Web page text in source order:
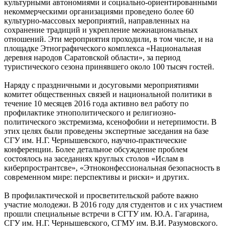
культурными автономиями и социально-ориентированными
некоммерческими организациями проведено более 60
культурно-массовых мероприятий, направленных на
сохранение традиций и укрепление межнациональных
отношений. Эти мероприятия проходили, в том числе, и на
площадке Этнографического комплекса «Национальная
деревня народов Саратовской области», за период
туристического сезона принявшего около 100 тысяч гостей.
Наряду с праздничными и досуговыми мероприятиями
комитет общественных связей и национальной политики в
течение 10 месяцев 2016 года активно вел работу по
профилактике этнополитического и религиозно-
политического экстремизма, ксенофобии и нетерпимости. В
этих целях были проведены экспертные заседания на базе
СГУ им. Н.Г. Чернышевского, научно-практические
конференции. Более детальное обсуждение проблем
состоялось на заседаниях круглых столов «Ислам в
киберпространтсве», «Этноконфессиональная безопасность в
современном мире: перспективы и риски» и других.
В профилактической и просветительской работе важно
участие молодежи. В 2016 году для студентов и с их участием
прошли специальные встречи в СГТУ им. Ю.А. Гагарина,
СГУ им. Н.Г. Чернышевского, СГМУ им. В.И. Разумовского.